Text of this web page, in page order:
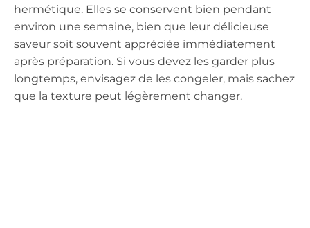
hermétique. Elles se conservent bien pendant
environ une semaine, bien que leur délicieuse
saveur soit souvent appréciée immédiatement
après préparation. Si vous devez les garder plus
longtemps, envisagez de les congeler, mais sachez
que la texture peut légèrement changer.